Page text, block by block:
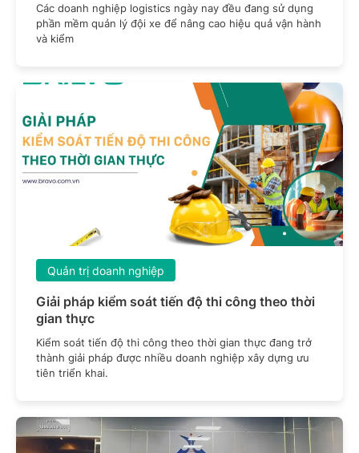
Các doanh nghiệp logistics ngày nay đều đang sử dụng
phần mềm quản lý đội xe để nâng cao hiệu quả vận hành
và kiểm
Giải pháp kiểm soát tiến độ thi công theo thời
gian thực
Quản trị doanh nghiệp
Kiểm soát tiến độ thi công theo thời gian thực đang trở
thành giải pháp được nhiều doanh nghiệp xây dựng ưu
tiên triển khai.